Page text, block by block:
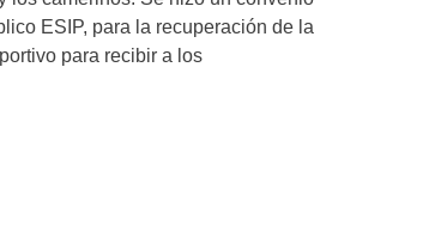
ESIP, para la recuperación de la
para recibir a los